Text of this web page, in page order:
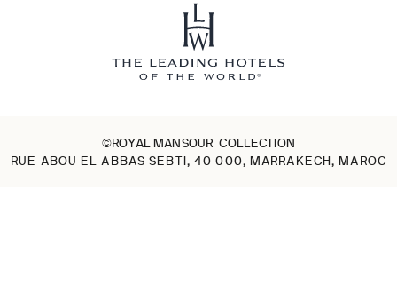
©ROYAL MANSOUR COLLECTION
RUE ABOU EL ABBAS SEBTI, 40 000, MARRAKECH, MAROC